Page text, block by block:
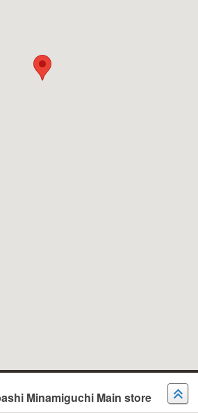
Minamiguchi Main store